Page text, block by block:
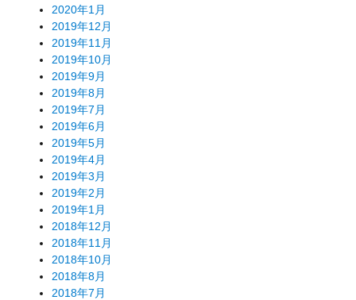
2020年1月
2019年12月
2019年11月
2019年10月
2019年9月
2019年8月
2019年7月
2019年6月
2019年5月
2019年4月
2019年3月
2019年2月
2019年1月
2018年12月
2018年11月
2018年10月
2018年8月
2018年7月